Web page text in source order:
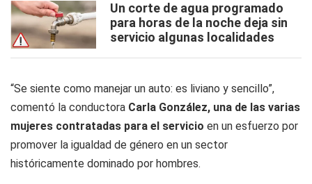
Un corte de agua programado
para horas de la noche deja sin
servicio algunas localidades
“Se siente como manejar un auto: es liviano y sencillo”,
comentó la conductora Carla González, una de las varias
mujeres contratadas para el servicio en un esfuerzo por
promover la igualdad de género en un sector
históricamente dominado por hombres.